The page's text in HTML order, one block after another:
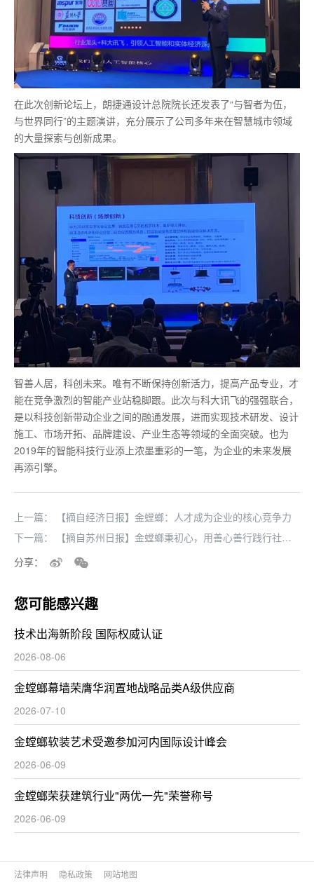
在此次创新论坛上，朗捷通设计总院院长还发表了“与智者为伍，
与世界同行”的主题演讲，充分展示了公司多年来在智慧城市领域
的大量探索与创新成果。
智善人居，科创未来。唯有不断保持创新活力，提高产品专业，才
能在竞争激烈的智能产业站稳脚跟。此次与科大讯飞的强强联合，
是以科技创新带动企业之间的融通发展，进而实现技术研发、设计
施工、市场开拓、品牌建设、产业生态等领域的全面突破。也为
2019年的智能科技行业添上浓墨重彩的一笔，为企业的未来发展
再添引擎。
上一篇：
【摘自经济日报】金螳螂：人才成为企业的核心竞争力
下一篇：
【摘自苏州日报】金螳螂秉初心，用善心善行践行社会
分享：
您可能感兴趣
技术出海新阶段 国际权威认证
2026-08-06
金螳螂幕墙荣膺华润置地战略品类A级供应商
2026-07-10
金螳螂软装艺术受邀参加河内国际设计峰会
2026-06-09
金螳螂荣获建筑行业"两优一先"荣誉称号
2026-06-09
法律声明 隐私政策 网站地图